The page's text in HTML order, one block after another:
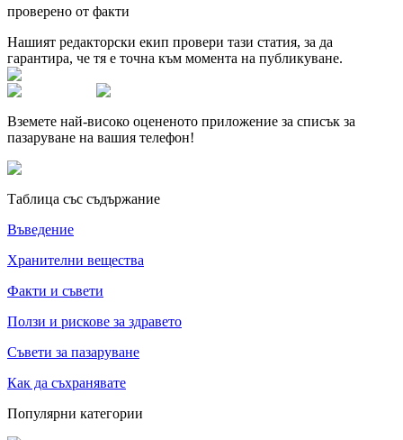
проверено от факти
Нашият редакторски екип провери тази статия, за да
гарантира, че тя е точна към момента на публикуване.
Вземете най-високо оцененото приложение за списък за
пазаруване на вашия телефон!
Таблица със съдържание
Въведение
Хранителни вещества
Факти и съвети
Ползи и рискове за здравето
Съвети за пазаруване
Как да съхранявате
Популярни категории